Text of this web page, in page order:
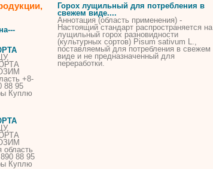
+8-
88 95
Куплю
88 95
Куплю
Горох лущильный для потребления в
свежем виде....
Аннотация (область применения) -
Настоящий стандарт распространяется на
лущильный горох разновидности
(культурных сортов) Pisum sativum L.,
поставляемый для потребления в свежем
виде и не предназначенный для
переработки.